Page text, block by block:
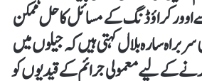
سے اوورکراؤڈنگ کے مسائل کا حل ممکن
سارہ بلال کہتی ہیں کہ جیلوں میں
کے لیے معمولی جرائم کے قیدیوں کو